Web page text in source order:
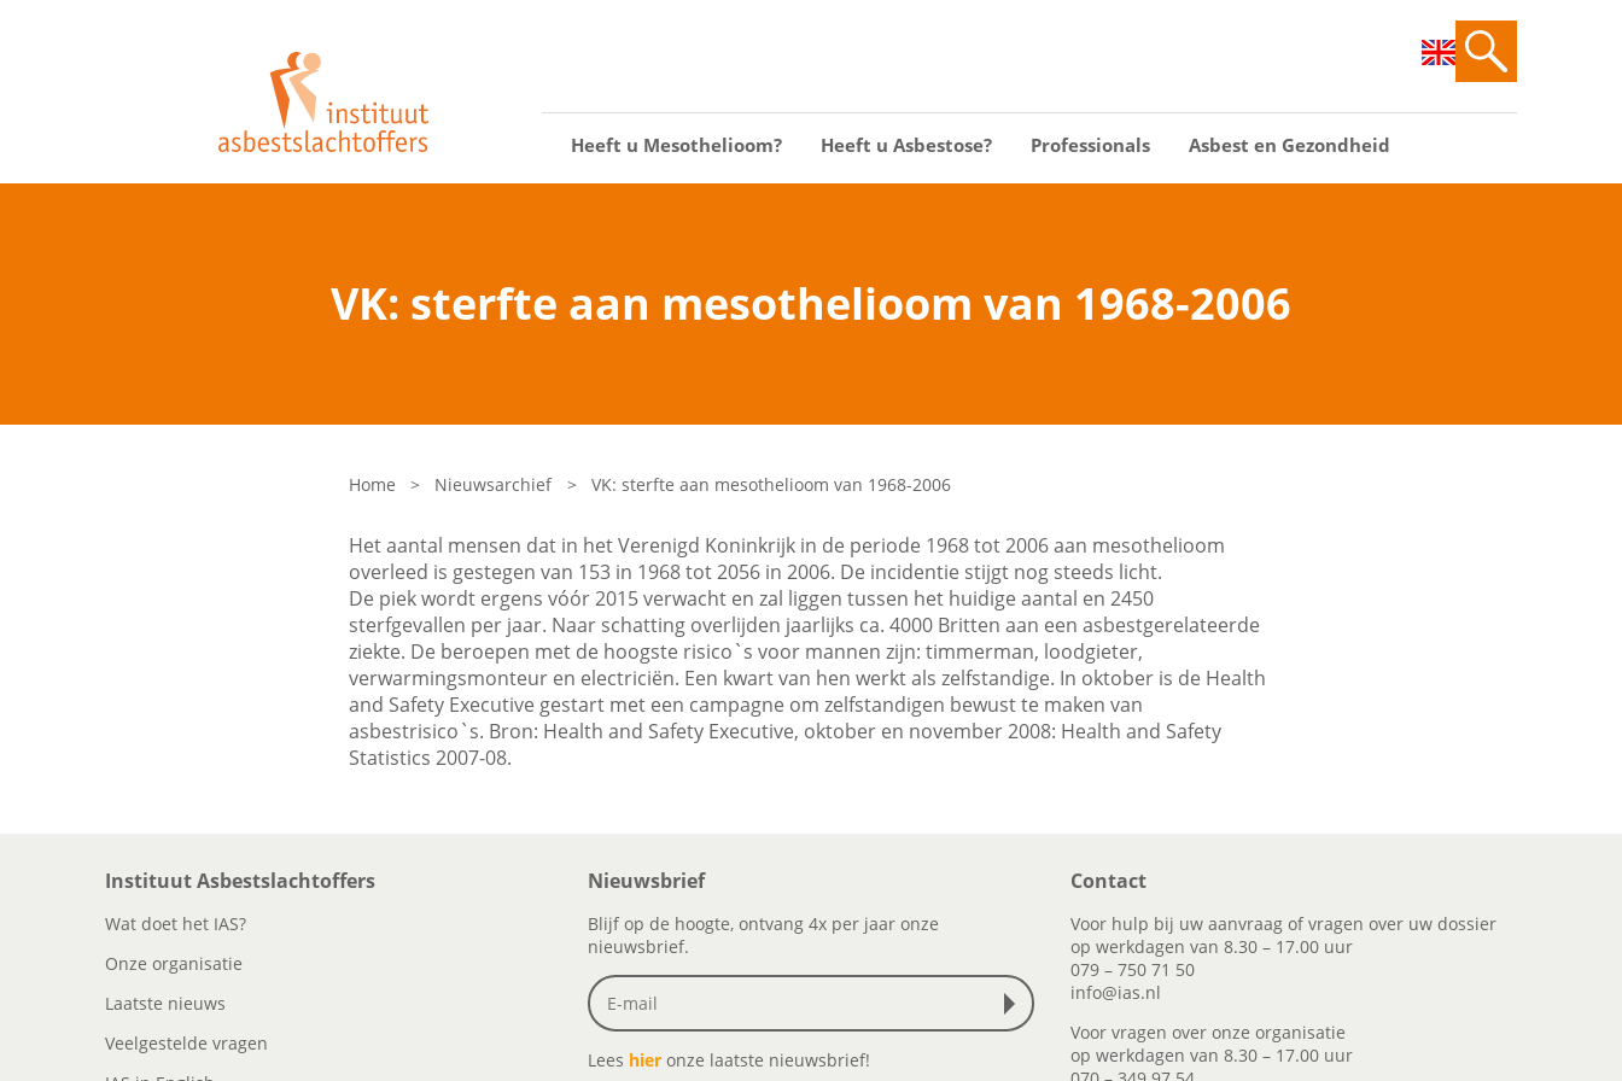
Heeft u Mesothelioom? Heeft u Asbestose? Professionals Asbest en Gezondheid
VK: sterfte aan mesothelioom van 1968-2006
Home > Nieuwsarchief > VK: sterfte aan mesothelioom van 1968-2006
Het aantal mensen dat in het Verenigd Koninkrijk in de periode 1968 tot 2006 aan mesothelioom
overleed is gestegen van 153 in 1968 tot 2056 in 2006. De incidentie stijgt nog steeds licht.
De piek wordt ergens vóór 2015 verwacht en zal liggen tussen het huidige aantal en 2450
sterfgevallen per jaar. Naar schatting overlijden jaarlijks ca. 4000 Britten aan een asbestgerelateerde
ziekte. De beroepen met de hoogste risico`s voor mannen zijn: timmerman, loodgieter,
verwarmingsmonteur en electriciën. Een kwart van hen werkt als zelfstandige. In oktober is de Health
and Safety Executive gestart met een campagne om zelfstandigen bewust te maken van
asbestrisico`s. Bron: Health and Safety Executive, oktober en november 2008: Health and Safety
Statistics 2007-08.
Instituut Asbestslachtoffers
Wat doet het IAS?
Onze organisatie
Laatste nieuws
Veelgestelde vragen
Nieuwsbrief
Blijf op de hoogte, ontvang 4x per jaar onze
nieuwsbrief.
Lees hier onze laatste nieuwsbrief!
Contact
Voor hulp bij uw aanvraag of vragen over uw dossier
op werkdagen van 8.30 – 17.00 uur
079 – 750 71 50
info@ias.nl
Voor vragen over onze organisatie
op werkdagen van 8.30 – 17.00 uur